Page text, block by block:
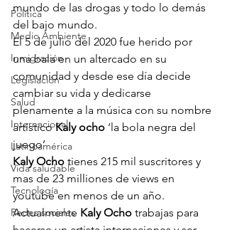
Política
Medio Ambiente
Inmigración
Legislación
Salud
Internacional
Latinoamérica
Vida saludable
Tecnología
Redes sociales
mundo de las drogas y todo lo demás
del bajo mundo.
El 5 de julio del 2020 fue herido por
una bala en un altercado en su
comunidad y desde ese día decide
cambiar su vida y dedicarse
plenamente a la música con su nombre
artístico Kaly ocho ‘la bola negra del
juego’
Kaly Ocho tienes 215 mil suscritores y
mas de 23 milliones de views en
youtube en menos de un año.
Actualmente Kaly Ocho trabajas para